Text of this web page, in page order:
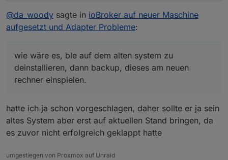
@da_woody sagte in ioBroker auf neuer Maschine
aufgesetzt und Adapter Probleme:
wie wäre es, ble auf dem alten system zu
deinstallieren, dann backup, dieses am neuen
rechner einspielen.
hatte ich ja schon vorgeschlagen, daher sollte er ja sein
altes System aber erst auf aktuellen Stand bringen, da
es zuvor nicht erfolgreich geklappt hatte
umgestiegen von Proxmox auf Unraid